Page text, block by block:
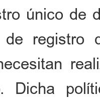
único de
de
Dicha